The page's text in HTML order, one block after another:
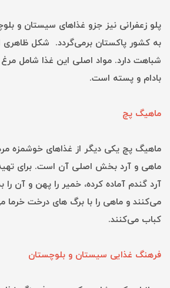
پلو زعفرانی نیز جزو غذاهای سیستان و
به کشور پاکستان برمی‌گردد. شکل ظاهری
شباهت دارد. مواد اصلی این غذا شامل
بادام و پسته است.
ماهیگ پچ
ماهیگ پچ یکی دیگر از غذاهای خوشمزه
ماهی و آرد بخش اصلی آن است. برای
آرد گندم آماده کرده، خمیر را پهن و آن
می‌کنند و ماهی را با برگ های درخت
کباب می‌کنند.
فرهنگ غذایی سیستان و بلوچستان